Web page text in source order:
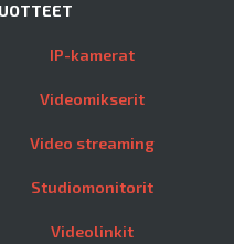
IP-kamerat
Videomikserit
Video streaming
Studiomonitorit
Videolinkit